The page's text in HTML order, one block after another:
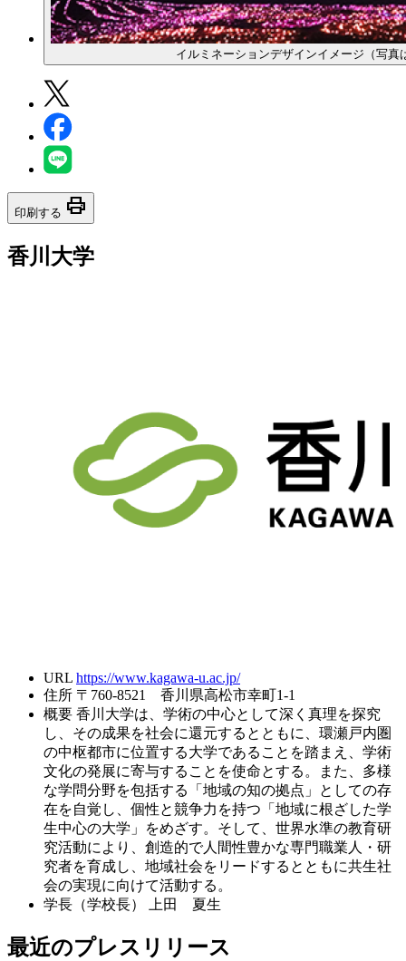
イルミネーションデザインイメージ（写真
印刷する print
香川大学
URL https://www.kagawa-u.ac.jp/
住所 〒760-8521 香川県高松市幸町1-1
概要 香川大学は、学術の中心として深く真理を探究
し、その成果を社会に還元するとともに、環瀬戸内圏
の中枢都市に位置する大学であることを踏まえ、学術
文化の発展に寄与することを使命とする。また、多様
な学問分野を包括する「地域の知の拠点」としての存
在を自覚し、個性と競争力を持つ「地域に根ざした学
生中心の大学」をめざす。そして、世界水準の教育研
究活動により、創造的で人間性豊かな専門職業人・研
究者を育成し、地域社会をリードするとともに共生社
会の実現に向けて活動する。
学長（学校長）
上田 夏生
最近のプレスリリース